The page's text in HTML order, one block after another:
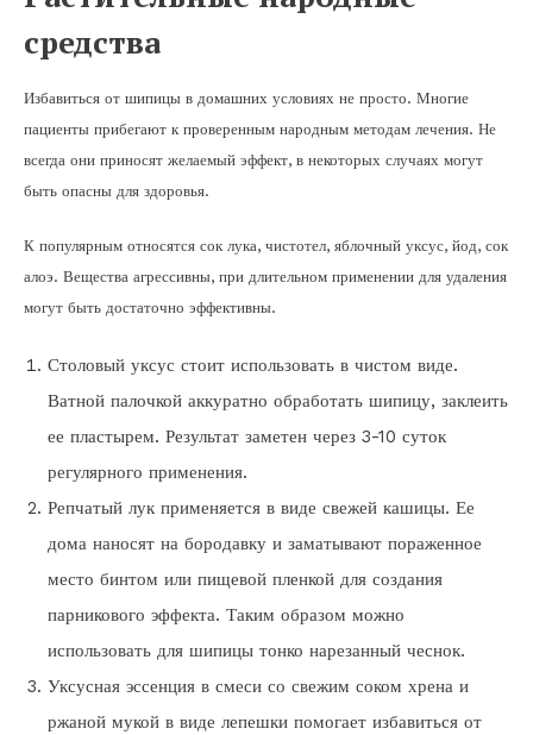
средства
Избавиться от шипицы в домашних условиях не просто. Многие
пациенты прибегают к проверенным народным методам лечения. Не
всегда они приносят желаемый эффект, в некоторых случаях могут
быть опасны для здоровья.
К популярным относятся сок лука, чистотел, яблочный уксус, йод, сок
алоэ. Вещества агрессивны, при длительном применении для удаления
могут быть достаточно эффективны.
Столовый уксус стоит использовать в чистом виде.
Ватной палочкой аккуратно обработать шипицу, заклеить
ее пластырем. Результат заметен через 3-10 суток
регулярного применения.
Репчатый лук применяется в виде свежей кашицы. Ее
дома наносят на бородавку и заматывают пораженное
место бинтом или пищевой пленкой для создания
парникового эффекта. Таким образом можно
использовать для шипицы тонко нарезанный чеснок.
Уксусная эссенция в смеси со свежим соком хрена и
ржаной мукой в виде лепешки помогает избавиться от